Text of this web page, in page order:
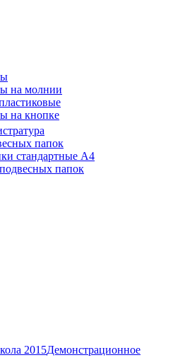
на молнии
на кнопке
папок
стандартные А4
папок
2015Демонстрационное